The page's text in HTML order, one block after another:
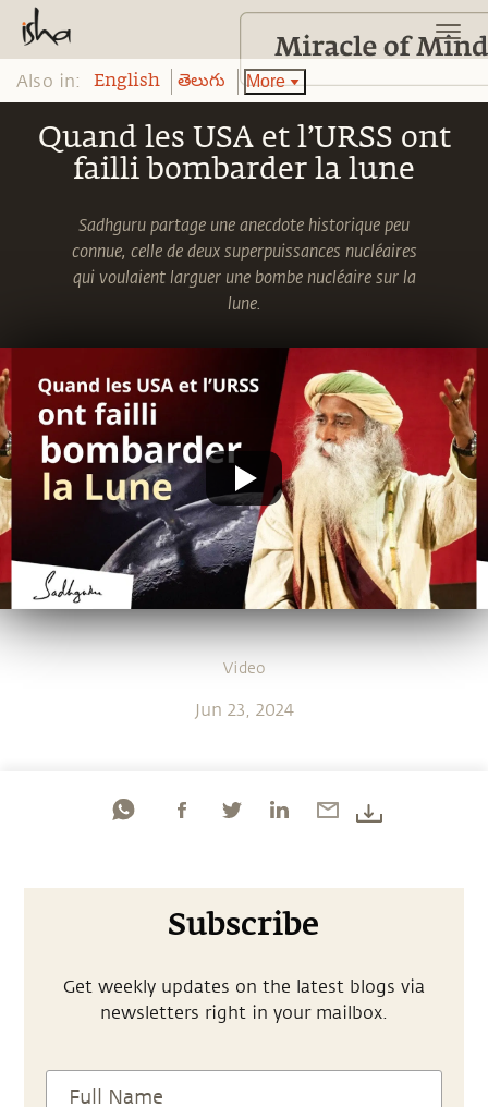
Also in: English తెలుగు More
Quand les USA et l’URSS ont
failli bombarder la lune
Sadhguru partage une anecdote historique peu
connue, celle de deux superpuissances nucléaires
qui voulaient larguer une bombe nucléaire sur la
lune.
Video
Jun 23, 2024
Subscribe
Get weekly updates on the latest blogs via
newsletters right in your mailbox.